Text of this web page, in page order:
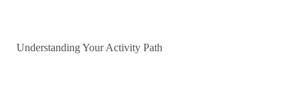
Understanding Your Activity Path